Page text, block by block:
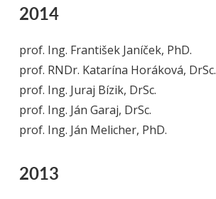
2014
prof. Ing. František Janíček, PhD.
prof. RNDr. Katarína Horáková, DrSc.
prof. Ing. Juraj Bízik, DrSc.
prof. Ing. Ján Garaj, DrSc.
prof. Ing. Ján Melicher, PhD.
2013